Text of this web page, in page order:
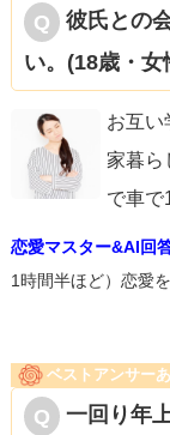
彼氏との
い。(18歳・女
お互い
家暮ら
で車で
恋愛マスター&AI回
1時間半ほど）恋愛
ベストアンサー
一回り年